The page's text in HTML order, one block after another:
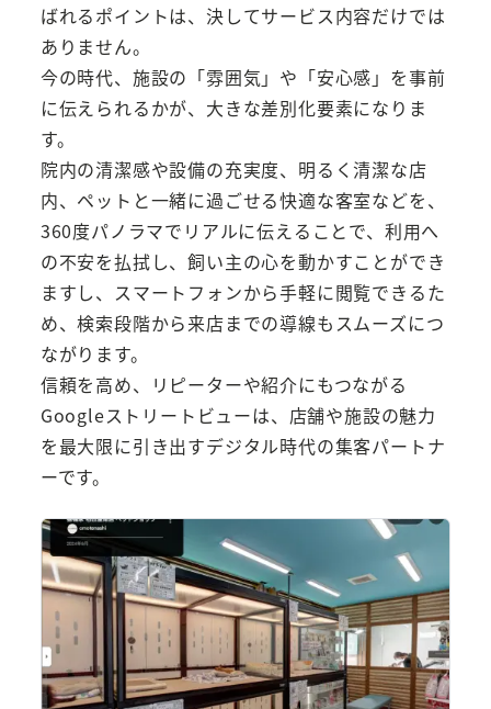
ばれるポイントは、決してサービス内容だけでは
ありません。
今の時代、施設の「雰囲気」や「安心感」を事前
に伝えられるかが、大きな差別化要素になりま
す。
院内の清潔感や設備の充実度、明るく清潔な店
内、ペットと一緒に過ごせる快適な客室などを、
360度パノラマでリアルに伝えることで、利用へ
の不安を払拭し、飼い主の心を動かすことができ
ますし、スマートフォンから手軽に閲覧できるた
め、検索段階から来店までの導線もスムーズにつ
ながります。
信頼を高め、リピーターや紹介にもつながる
Googleストリートビューは、店舗や施設の魅力
を最大限に引き出すデジタル時代の集客パートナ
ーです。